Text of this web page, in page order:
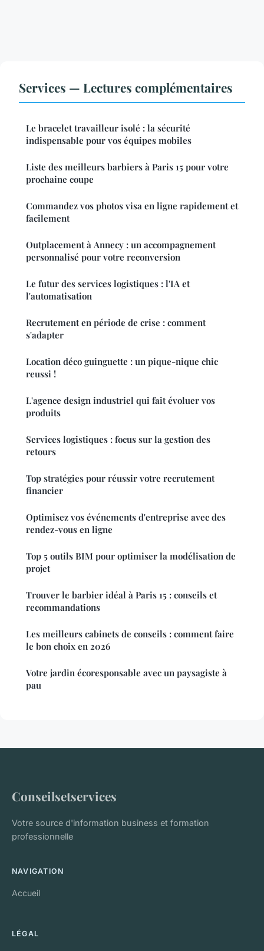
Services — Lectures complémentaires
Le bracelet travailleur isolé : la sécurité
indispensable pour vos équipes mobiles
Liste des meilleurs barbiers à Paris 15 pour votre
prochaine coupe
Commandez vos photos visa en ligne rapidement et
facilement
Outplacement à Annecy : un accompagnement
personnalisé pour votre reconversion
Le futur des services logistiques : l'IA et
l'automatisation
Recrutement en période de crise : comment
s'adapter
Location déco guinguette : un pique-nique chic
reussi !
L'agence design industriel qui fait évoluer vos
produits
Services logistiques : focus sur la gestion des
retours
Top stratégies pour réussir votre recrutement
financier
Optimisez vos événements d'entreprise avec des
rendez-vous en ligne
Top 5 outils BIM pour optimiser la modélisation de
projet
Trouver le barbier idéal à Paris 15 : conseils et
recommandations
Les meilleurs cabinets de conseils : comment faire
le bon choix en 2026
Votre jardin écoresponsable avec un paysagiste à
pau
Conseilsetservices
Votre source d'information business et formation
professionnelle
NAVIGATION
Accueil
LÉGAL